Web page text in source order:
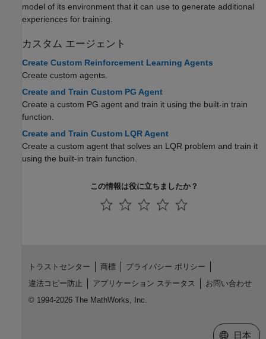
model of its environment that it can use to generate additional
experiences for training.
カスタム エージェント
Create Custom Reinforcement Learning Agents
Create custom agents.
Create and Train Custom PG Agent
Create a custom PG agent and train it using the built-in train
function.
Create and Train Custom LQR Agent
Create a custom agent that solves an LQR problem and train it
using the built-in train function.
この情報は役に立ちましたか？
トラストセンター 商標
プライバシー ポリシー
違法コピー防止
アプリケーション ステータス
お問い合わせ
© 1994-2026 The MathWorks, Inc.
Web サイ
日本